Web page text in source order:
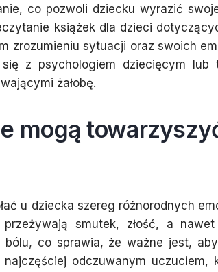
co pozwoli dziecku wyrazić
książek dla dzieci
zrozumieniu sytuacji oraz swoich
z psychologiem dziecięcym lub
żałobę.
mogą
u dziecka szereg różnorodnych
przeżywają smutek, złość, a
bólu, co sprawia, że ważne jest,
odczuwanym uczuciem,